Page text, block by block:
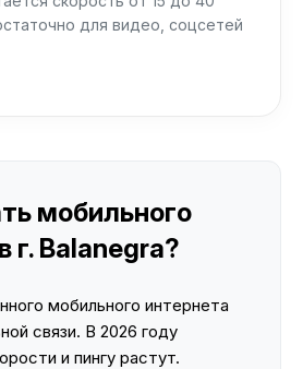
для видео, соцсетей
мобильного
г. Balanegra?
мобильного интернета
связи. В 2026 году
и пингу растут.